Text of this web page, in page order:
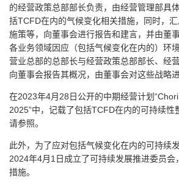
的经营政策总部部长负责，由经营管理部具
括TCFD在内的气候变化相关措施，同时，
施策等，向董事会进行报告和建言，并由董
各业务领域因应（包括气候变化在内的）环
营业总部的总部长与经营政策总部部长、经
向董事会报告其概况，由董事会对这些战略
在2023年4月28日公开的中期经营计划
2025”中，记载了包括TCFD在内的可持续性
请参照。
此外，为了应对包括气候变化在内的可持续
2024年4月1日成立了可持续发展推进委员会
措施。